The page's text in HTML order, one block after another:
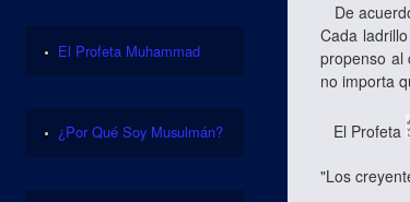
De
Cada
propenso al
no importa
El Profeta
"Los
El Profeta Muhammad
¿Por Qué Soy Musulmán?